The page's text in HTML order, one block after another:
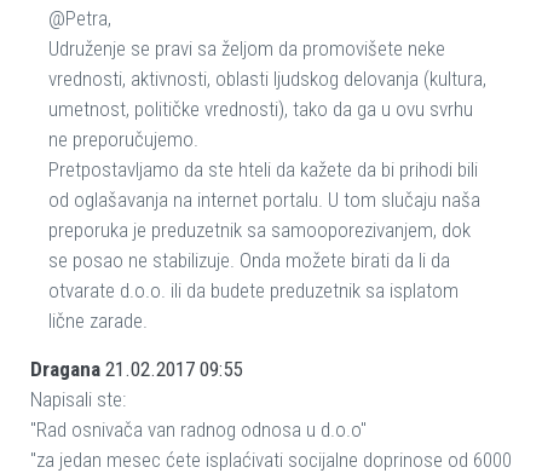
@Petra,
Udruženje se pravi sa željom da promovišete neke
vrednosti, aktivnosti, oblasti ljudskog delovanja (kultura,
umetnost, političke vrednosti), tako da ga u ovu svrhu
ne preporučujemo.
Pretpostavljamo da ste hteli da kažete da bi prihodi bili
od oglašavanja na internet portalu. U tom slučaju naša
preporuka je preduzetnik sa samooporezivanjem, dok
se posao ne stabilizuje. Onda možete birati da li da
otvarate d.o.o. ili da budete preduzetnik sa isplatom
lične zarade.
Dragana 21.02.2017 09:55
Napisali ste:
"Rad osnivača van radnog odnosa u d.o.o"
"za jedan mesec ćete isplaćivati socijalne doprinose od 6000